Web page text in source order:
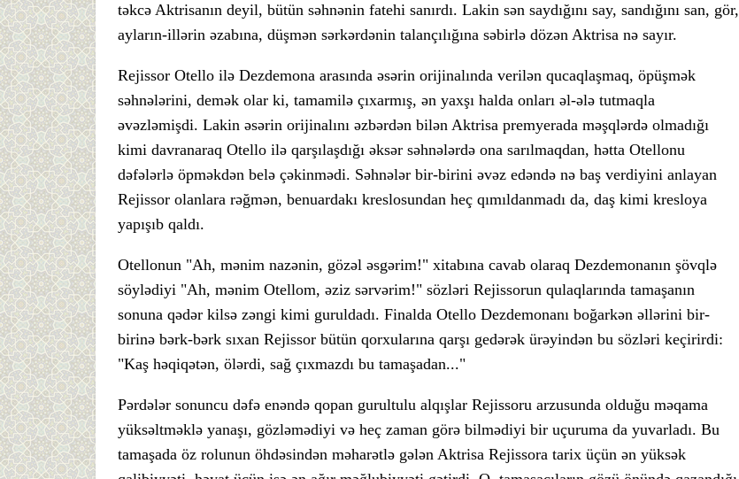
təkcə Aktrisanın deyil, bütün səhnənin fatehi sanırdı. Lakin sən saydığını say, sandığını san, gör,
ayların-illərin əzabına, düşmən sərkərdənin talançılığına səbirlə dözən Aktrisa nə sayır.
Rejissor Otello ilə Dezdemona arasında əsərin orijinalında verilən qucaqlaşmaq, öpüşmək
səhnələrini, demək olar ki, tamamilə çıxarmış, ən yaxşı halda onları əl-ələ tutmaqla
əvəzləmişdi. Lakin əsərin orijinalını əzbərdən bilən Aktrisa premyerada məşqlərdə olmadığı
kimi davranaraq Otello ilə qarşılaşdığı əksər səhnələrdə ona sarılmaqdan, hətta Otellonu
dəfələrlə öpməkdən belə çəkinmədi. Səhnələr bir-birini əvəz edəndə nə baş verdiyini anlayan
Rejissor olanlara rəğmən, benuardakı kreslosundan heç qımıldanmadı da, daş kimi kresloya
yapışıb qaldı.
Otellonun "Ah, mənim nazənin, gözəl əsgərim!" xitabına cavab olaraq Dezdemonanın şövqlə
söylədiyi "Ah, mənim Otellom, əziz sərvərim!" sözləri Rejissorun qulaqlarında tamaşanın
sonuna qədər kilsə zəngi kimi guruldadı. Finalda Otello Dezdemonanı boğarkən əllərini bir-
birinə bərk-bərk sıxan Rejissor bütün qorxularına qarşı gedərək ürəyindən bu sözləri keçirirdi:
"Kaş həqiqətən, ölərdi, sağ çıxmazdı bu tamaşadan..."
Pərdələr sonuncu dəfə enəndə qopan gurultulu alqışlar Rejissoru arzusunda olduğu məqama
yüksəltməklə yanaşı, gözləmədiyi və heç zaman görə bilmədiyi bir uçuruma da yuvarladı. Bu
tamaşada öz rolunun öhdəsindən məharətlə gələn Aktrisa Rejissora tarix üçün ən yüksək